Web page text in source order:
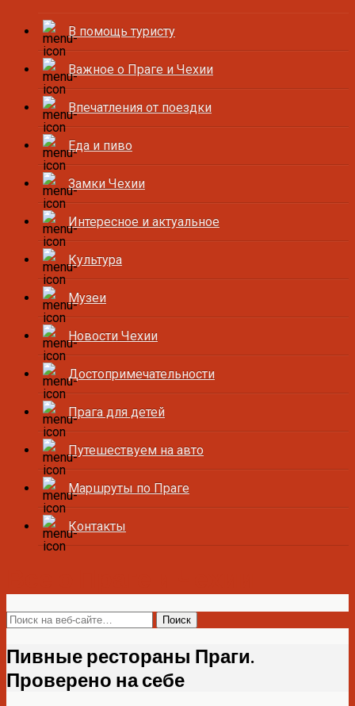
В помощь туристу
Важное о Праге и Чехии
Впечатления от поездки
Еда и пиво
Замки Чехии
Интересное и актуальное
Культура
Музеи
Новости Чехии
Достопримечательности
Прага для детей
Путешествуем на авто
Маршруты по Праге
Контакты
Пивные рестораны Праги.
Проверено на себе